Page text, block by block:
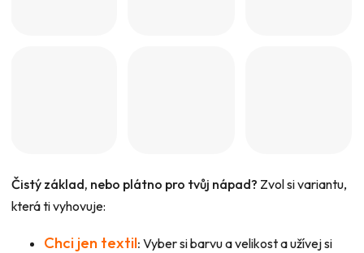
Čistý základ, nebo plátno pro tvůj nápad? Zvol si variantu,
která ti vyhovuje:
Chci jen textil: Vyber si barvu a velikost a užívej si